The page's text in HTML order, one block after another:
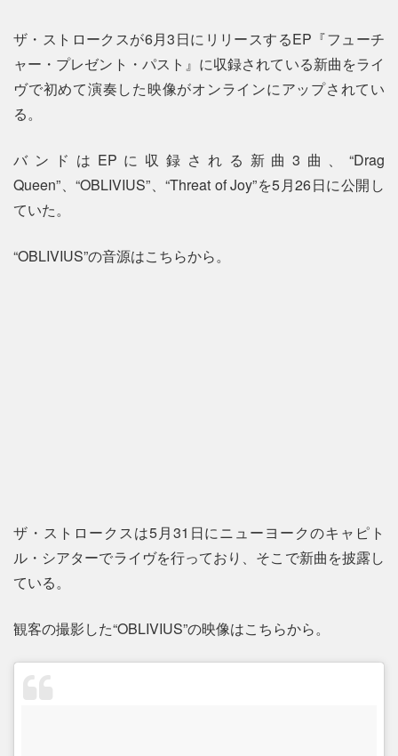
ザ・ストロークスが6月3日にリリースするEP『フューチ
ャー・プレゼント・パスト』に収録されている新曲をライ
ヴで初めて演奏した映像がオンラインにアップされてい
る。
バンドはEPに収録される新曲3曲、“Drag
Queen”、“OBLIVIUS”、“Threat of Joy”を5月26日に公開し
ていた。
“OBLIVIUS”の音源はこちらから。
ザ・ストロークスは5月31日にニューヨークのキャピト
ル・シアターでライヴを行っており、そこで新曲を披露し
ている。
観客の撮影した“OBLIVIUS”の映像はこちらから。